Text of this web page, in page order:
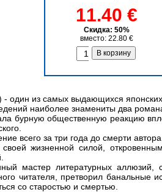
11.40 €
Скидка: 50%
вместо: 22.80 €
один из самых выдающихся
наиболее знамениты два
бурную общественную реакцию
всего за три года до смерти
жизненной силой,
мастер литературных
читателя, претворил банальные
со старостью и смертью.